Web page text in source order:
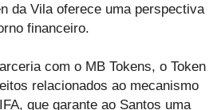
da Vila oferece uma perspectiva
financeiro.
com o MB Tokens, o Token
relacionados ao mecanismo
que garante ao Santos uma